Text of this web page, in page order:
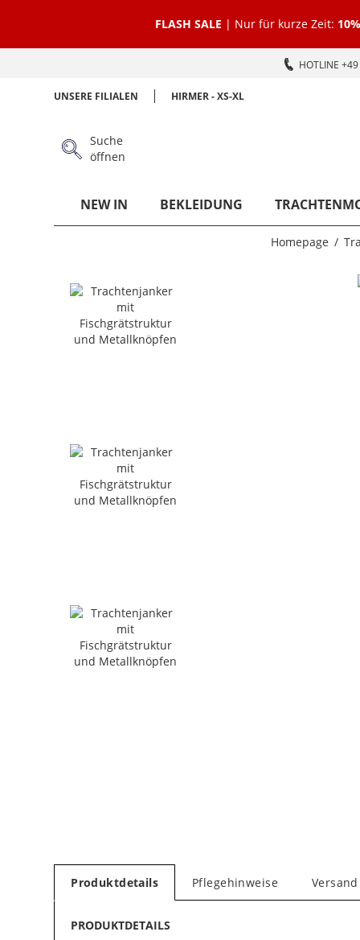
FLASH SALE | Nur für kurze Zeit:
HOTLINE
UNSERE FILIALEN HIRMER - XS-XL
Suche
öffnen
NEW IN BEKLEIDUNG
Homepage
Produktdetails Pflegehinweise Versand
PRODUKTDETAILS